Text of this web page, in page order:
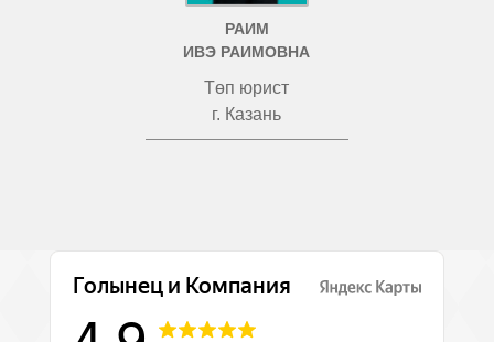
РАИМ
ИВЭ РАИМОВНА
Төп юрист
г. Казань